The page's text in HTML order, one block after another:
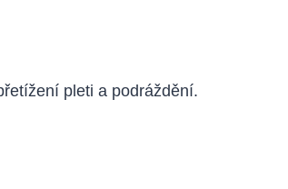
pleti a podráždění.